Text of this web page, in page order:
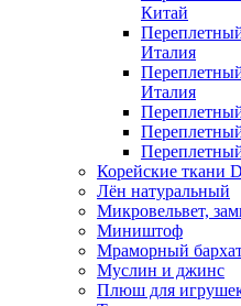
Китай
Италия
Италия
Корейские ткани
Лён натуральный
Микровельвет,
Миништоф
Мраморный
Муслин и джинс
Плюш для